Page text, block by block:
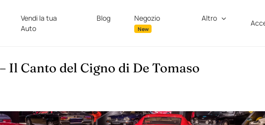
Vendi la tua
Auto
Blog Negozio
New
Altro
Il Canto del Cigno di De Tomaso